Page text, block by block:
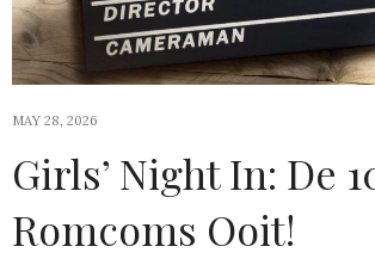
MAY 28, 2026
Girls’ Night In: De
Romcoms Ooit!